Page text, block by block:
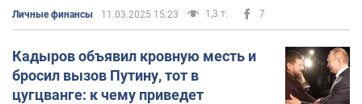
Личные финансы 11.03.2025 15:23 1,3 т. 7
Кадыров объявил кровную месть и
бросил вызов Путину, тот в
цугцванге: к чему приведет